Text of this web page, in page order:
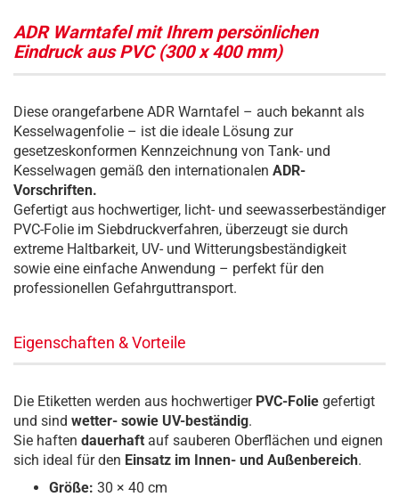
ADR Warntafel mit Ihrem persönlichen
Eindruck aus PVC (300 x 400 mm)
Diese orangefarbene ADR Warntafel – auch bekannt als
Kesselwagenfolie – ist die ideale Lösung zur
gesetzeskonformen Kennzeichnung von Tank- und
Kesselwagen gemäß den internationalen ADR-
Vorschriften.
Gefertigt aus hochwertiger, licht- und seewasserbeständiger
PVC-Folie im Siebdruckverfahren, überzeugt sie durch
extreme Haltbarkeit, UV- und Witterungsbeständigkeit
sowie eine einfache Anwendung – perfekt für den
professionellen Gefahrguttransport.
Eigenschaften & Vorteile
Die Etiketten werden aus hochwertiger PVC-Folie gefertigt
und sind wetter- sowie UV-beständig.
Sie haften dauerhaft auf sauberen Oberflächen und eignen
sich ideal für den Einsatz im Innen- und Außenbereich.
Größe: 30 × 40 cm